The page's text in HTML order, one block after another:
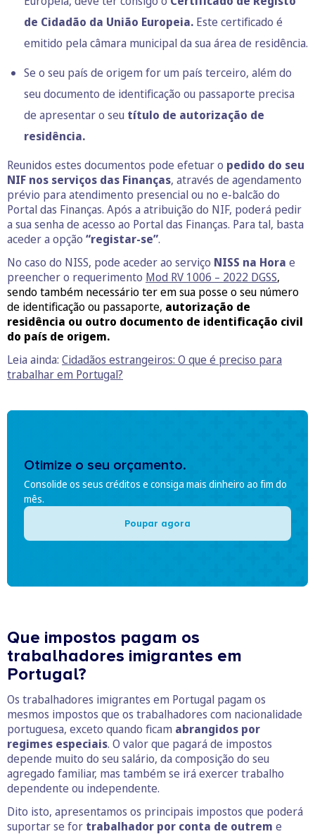
de Cidadão da União Europeia. Este certificado é
emitido pela câmara municipal da sua área de residência.
Se o seu país de origem for um país terceiro, além do
seu documento de identificação ou passaporte precisa
de apresentar o seu título de autorização de
residência.
Reunidos estes documentos pode efetuar o pedido do seu
NIF nos serviços das Finanças, através de agendamento
prévio para atendimento presencial ou no e-balcão do
Portal das Finanças. Após a atribuição do NIF, poderá pedir
a sua senha de acesso ao Portal das Finanças. Para tal, basta
aceder a opção “registar-se”.
No caso do NISS, pode aceder ao serviço NISS na Hora e
preencher o requerimento Mod RV 1006 – 2022 DGSS,
sendo também necessário ter em sua posse o seu número
de identificação ou passaporte, autorização de
residência ou outro documento de identificação civil
do país de origem.
Leia ainda: Cidadãos estrangeiros: O que é preciso para
trabalhar em Portugal?
Otimize o seu orçamento.
Consolide os seus créditos e consiga mais dinheiro ao fim do
mês.
Poupar agora
Que impostos pagam os
trabalhadores imigrantes em
Portugal?
Os trabalhadores imigrantes em Portugal pagam os
mesmos impostos que os trabalhadores com nacionalidade
portuguesa, exceto quando ficam abrangidos por
regimes especiais. O valor que pagará de impostos
depende muito do seu salário, da composição do seu
agregado familiar, mas também se irá exercer trabalho
dependente ou independente.
Dito isto, apresentamos os principais impostos que poderá
suportar se for trabalhador por conta de outrem e